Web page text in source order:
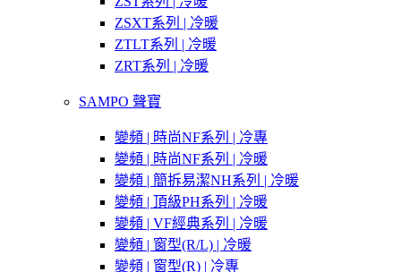
ZSXT系列 | 冷暖
ZTLT系列 | 冷暖
ZRT系列 | 冷暖
SAMPO 聲寶
變頻 | 時尚NF系列 | 冷專
變頻 | 時尚NF系列 | 冷暖
變頻 | 簡拆易潔NH系列 | 冷暖
變頻 | 頂級PH系列 | 冷暖
變頻 | VF經典系列 | 冷暖
變頻 | 窗型(R/L) | 冷暖
變頻 | 窗型(R) | 冷專